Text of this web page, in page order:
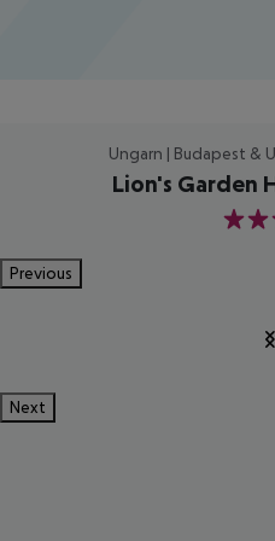
Ungarn | Budapest &
Lion's Garden
4
Previous
Next